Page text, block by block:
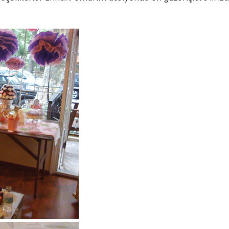
Yetenekli Kadınlar
Ayşenur Akbuğa, @hobiluso,
Yetenekli Kadınlar